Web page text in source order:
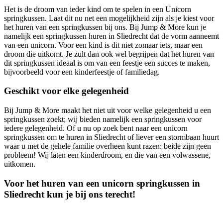
Het is de droom van ieder kind om te spelen in een Unicorn
springkussen. Laat dit nu net een mogelijkheid zijn als je kiest voor
het huren van een springkussen bij ons. Bij Jump & More kun je
namelijk een springkussen huren in Sliedrecht dat de vorm aanneemt
van een unicorn. Voor een kind is dit niet zomaar iets, maar een
droom die uitkomt. Je zult dan ook wel begrijpen dat het huren van
dit springkussen ideaal is om van een feestje een succes te maken,
bijvoorbeeld voor een kinderfeestje of familiedag.
Geschikt voor elke gelegenheid
Bij Jump & More maakt het niet uit voor welke gelegenheid u een
springkussen zoekt; wij bieden namelijk een springkussen voor
iedere gelegenheid. Of u nu op zoek bent naar een unicorn
springkussen om te huren in Sliedrecht of liever een stormbaan huurt
waar u met de gehele familie overheen kunt razen: beide zijn geen
probleem! Wij laten een kinderdroom, en die van een volwassene,
uitkomen.
Voor het huren van een unicorn springkussen in
Sliedrecht kun je bij ons terecht!